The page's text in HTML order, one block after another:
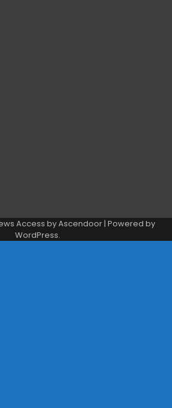
Access byAscendoor| Powered by
WordPress.